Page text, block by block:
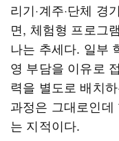
리기·계주·단체 경
면, 체험형 프로그
나는 추세다. 일부
영 부담을 이유로
력을 별도로 배치
과정은 그대로인
는 지적이다.